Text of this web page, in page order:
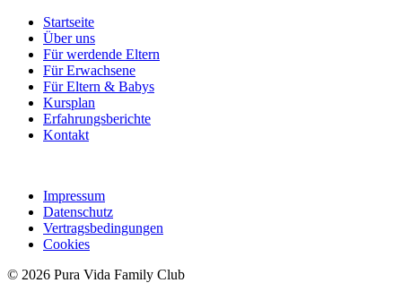
Startseite
Über uns
Für werdende Eltern
Für Erwachsene
Für Eltern & Babys
Kursplan
Erfahrungsberichte
Kontakt
Impressum
Datenschutz
Vertragsbedingungen
Cookies
© 2026 Pura Vida Family Club